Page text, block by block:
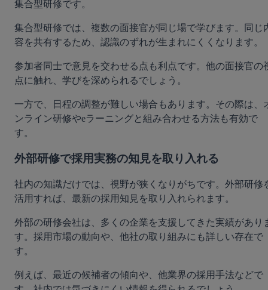
集合型研修です。
集合型研修では、複数の面接官が同じ場で学びます。同じ
容を共有するため、認識のずれが生まれにくくなります。
参加者同士で意見を交わせる点も利点です。他の面接官の
点に触れ、学びを深められるでしょう。
一方で、日程の調整が難しい場合もあります。その際は、
ンライン研修やeラーニングと組み合わせる方法も有効で
す。
外部研修で採用実務の知見を取り入れる
社内の知識だけでは、視野が狭くなりがちです。外部研修
活用すれば、最新の採用知見を取り入れられます。
外部の研修会社は、多くの企業を支援してきた実績があり
す。採用市場の動向や、他社の取り組みにも詳しい存在で
す。
例えば、最近の候補者の傾向や、他業界の採用手法などで